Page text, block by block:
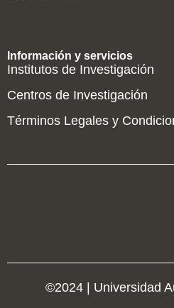
Información y servicios
Institutos de Investigación
Centros de Investigación
Términos Legales y
©2024 | Universidad